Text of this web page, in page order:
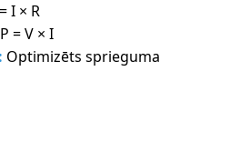
I × R
P = V × I
Optimizēts sprieguma